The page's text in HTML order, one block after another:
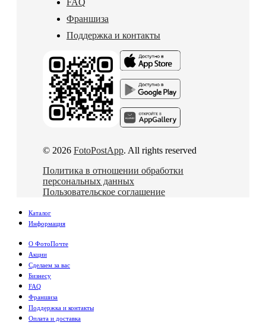
FAQ
Франшиза
Поддержка и контакты
© 2026 FotoPostApp. All rights reserved
Политика в отношении обработки
персональных данных
Пользовательское соглашение
Каталог
Информация
О ФотоПочте
Акции
Сделаем за вас
Бизнесу
FAQ
Франшиза
Поддержка и контакты
Оплата и доставка